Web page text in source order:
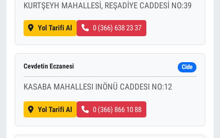
KURTŞEYH MAHALLESİ, REŞADİYE CADDESİ NO:39
Yol Tarifi Al 0 (366) 638 23 37
Cevdetin Eczanesi Cide
KASABA MAHALLESI INÖNÜ CADDESI NO:12
Yol Tarifi Al 0 (366) 866 10 88